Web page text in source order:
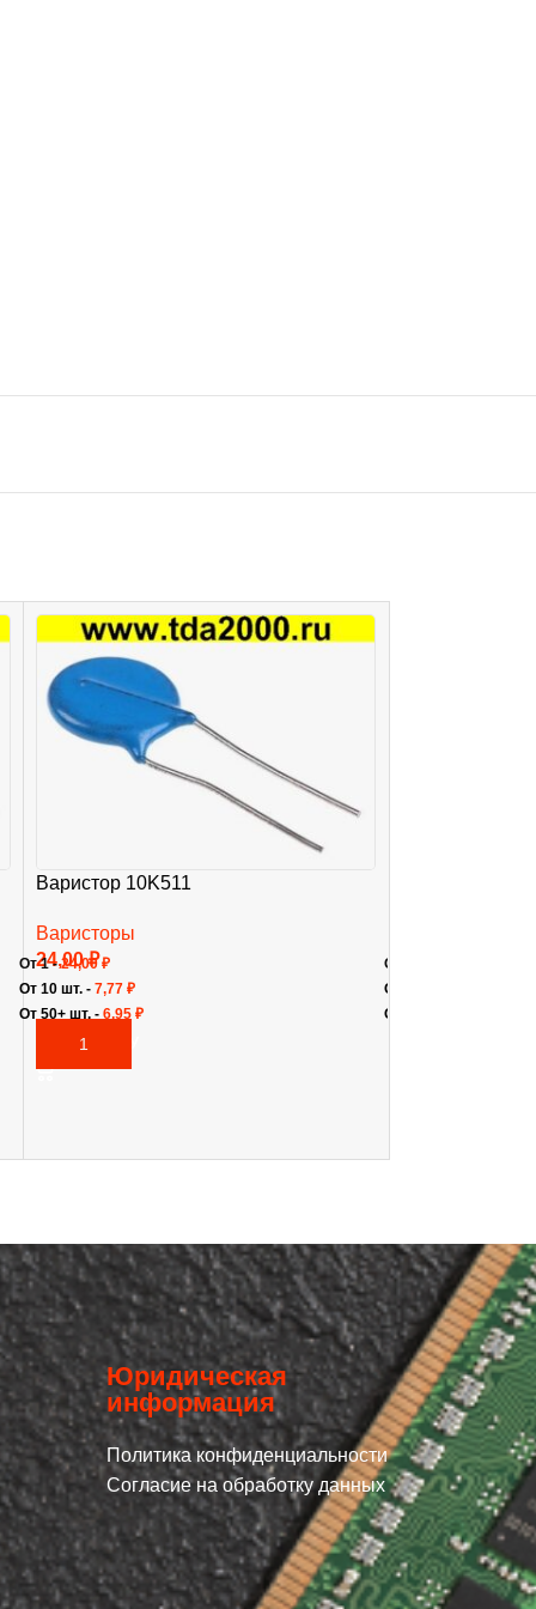
Варистор 10K511
Варисторы
24,00₽
В КОРЗИНУ
От 1 -24,00₽
От 10 шт. - 7,77 ₽
От 50+ шт. - 6,95 ₽
От 1 -
От 10 шт. -
От 50+ шт. -
Юридическая
информация
Политика конфиденциальности
Согласие на обработку данных